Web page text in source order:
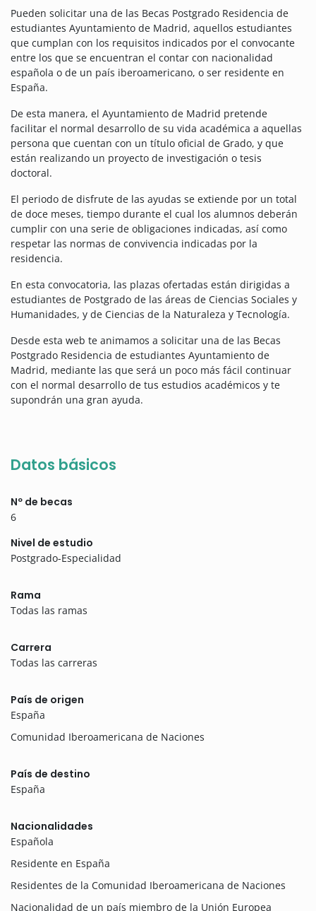
Pueden solicitar una de las Becas Postgrado Residencia de
estudiantes Ayuntamiento de Madrid, aquellos estudiantes
que cumplan con los requisitos indicados por el convocante
entre los que se encuentran el contar con nacionalidad
española o de un país iberoamericano, o ser residente en
España.
De esta manera, el Ayuntamiento de Madrid pretende
facilitar el normal desarrollo de su vida académica a aquellas
persona que cuentan con un título oficial de Grado, y que
están realizando un proyecto de investigación o tesis
doctoral.
El periodo de disfrute de las ayudas se extiende por un total
de doce meses, tiempo durante el cual los alumnos deberán
cumplir con una serie de obligaciones indicadas, así como
respetar las normas de convivencia indicadas por la
residencia.
En esta convocatoria, las plazas ofertadas están dirigidas a
estudiantes de Postgrado de las áreas de Ciencias Sociales y
Humanidades, y de Ciencias de la Naturaleza y Tecnología.
Desde esta web te animamos a solicitar una de las Becas
Postgrado Residencia de estudiantes Ayuntamiento de
Madrid, mediante las que será un poco más fácil continuar
con el normal desarrollo de tus estudios académicos y te
supondrán una gran ayuda.
Datos básicos
Nº de becas
6
Nivel de estudio
Postgrado-Especialidad
Rama
Todas las ramas
Carrera
Todas las carreras
País de origen
España
Comunidad Iberoamericana de Naciones
País de destino
España
Nacionalidades
Española
Residente en España
Residentes de la Comunidad Iberoamericana de Naciones
Nacionalidad de un país miembro de la Unión Europea